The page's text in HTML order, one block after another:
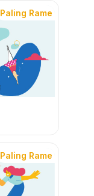
Paling Rame
Paling Rame